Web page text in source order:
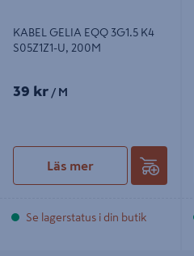
KABEL GELIA EQQ 3G1.5 K4
S05Z1Z1-U, 200M
39 kr / M
Läs mer
Se lagerstatus i din butik